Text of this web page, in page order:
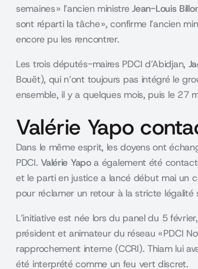
semaines » l’ancien ministreJean-Louis
sont réparti la tâche », confirme l’ancien
encore pu les rencontrer.
Les trois députés-maires PDCI d’Abidjan,
Bouët), qui n’ont toujours pas intégré le
ensemble, il y a quelques mois, puis le 27
Valérie Yapo
Dans le même esprit, les doyens ont
PDCI.Valérie Yapoa également été
et le parti en justicea lancé début mai un
pour réclamer un retour à la stricte légalité
L’initiative est née lors du panel du 5
président et animateur du réseau « PDCI
rapprochement interne (CCRI). Thiam lui
été interprété comme un feu vert discret.